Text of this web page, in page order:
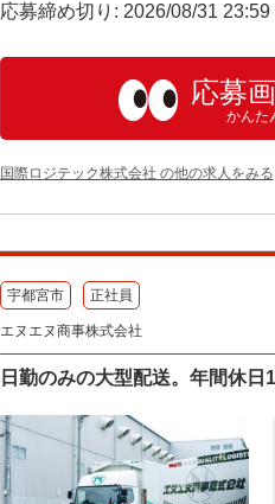
応募締め切り: 2026/08/31 23:59
応募
かんた
国際ロジテック株式会社 の他の求人をみる
宇都宮市 正社員
エヌエヌ商事株式会社
日勤のみの大型配送。年間休